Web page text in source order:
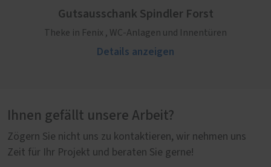
Gutsausschank Spindler Forst
Theke in Fenix , WC-Anlagen und Innentüren
Details anzeigen
Ihnen gefällt unsere Arbeit?
Zögern Sie nicht uns zu kontaktieren, wir nehmen uns
Zeit für Ihr Projekt und beraten Sie gerne!